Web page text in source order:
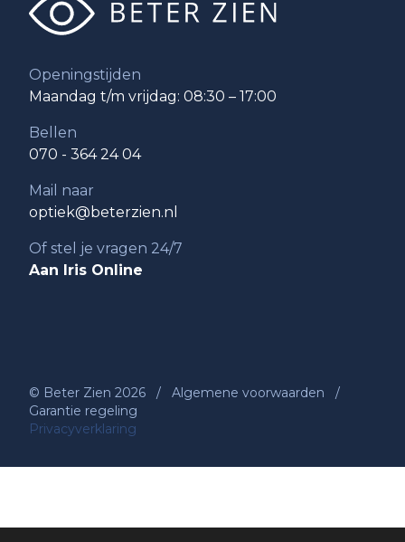
Openingstijden
Maandag t/m vrijdag: 08:30 – 17:00
Bellen
070 - 364 24 04
Mail naar
optiek@beterzien.nl
Of stel je vragen 24/7
Aan Iris Online
© Beter Zien 2026 / Algemene voorwaarden
/
Garantie regeling
Privacyverklaring